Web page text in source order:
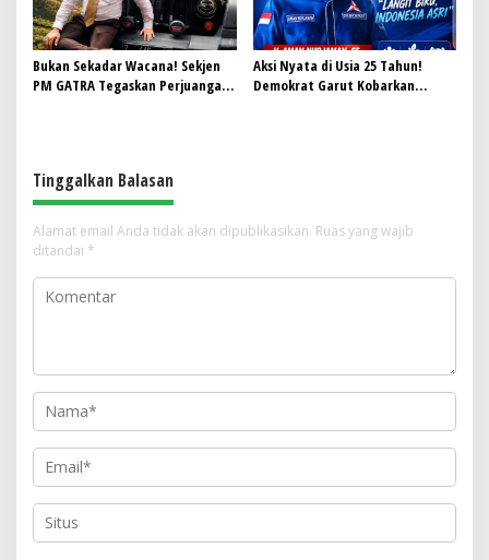
Bukan Sekadar Wacana! Sekjen
PM GATRA Tegaskan Perjuangan
Aksi Nyata di Usia 25 Tahun!
Demokrat Garut Kobarkan
Tinggalkan Balasan
Alamat email Anda tidak akan dipublikasikan. Ruas yang wajib
ditandai *